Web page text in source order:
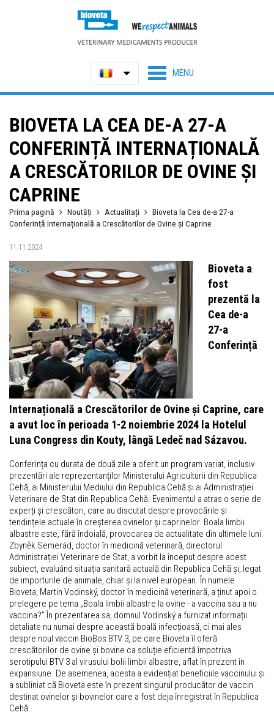
BIOVETA LA CEA DE-A 27-A
CONFERINȚĂ INTERNAȚIONALĂ
A CRESCĂTORILOR DE OVINE ȘI
CAPRINE
Prima pagină Noutăți Actualitați
Bioveta la Cea de-a 27-a
Conferință Internațională a Crescătorilor de Ovine și Caprine
11.11.2024
Bioveta a
fost
prezentă la
Cea de-a
27-a
Conferință
Internațională a Crescătorilor de Ovine și Caprine, care
a avut loc în perioada 1-2 noiembrie 2024 la Hotelul
Luna Congress din Kouty, lângă Ledeč nad Sázavou.
Conferința cu durata de două zile a oferit un program variat, inclusiv
prezentări ale reprezentanților Ministerului Agriculturii din Republica
Cehă, ai Ministerului Mediului din Republica Cehă și ai Administrației
Veterinare de Stat din Republica Cehă. Evenimentul a atras o serie de
experți și crescători, care au discutat despre provocările și
tendințele actuale în creșterea ovinelor și caprinelor. Boala limbii
albastre este, fără îndoială, provocarea de actualitate din ultimele luni.
Zbyněk Semerád, doctor în medicină veterinară, directorul
Administrației Veterinare de Stat, a vorbit la început despre acest
subiect, evaluând situația sanitară actuală din Republica Cehă și, legat
de importurile de animale, chiar și la nivel european. În numele
Bioveta, Martin Vodinský, doctor în medicină veterinară, a ținut apoi o
prelegere pe tema „Boala limbii albastre la ovine - a vaccina sau a nu
vaccina?” În prezentarea sa, domnul Vodinský a furnizat informații
detaliate nu numai despre această boală infecțioasă, ci mai ales
despre noul vaccin BioBos BTV 3, pe care Bioveta îl oferă
crescătorilor de ovine și bovine ca soluție eficientă împotriva
serotipului BTV 3 al virusului bolii limbii albastre, aflat în prezent în
expansiune. De asemenea, acesta a evidențiat beneficiile vaccinului și
a subliniat că Bioveta este în prezent singurul producător de vaccin
destinat ovinelor și bovinelor care a fost deja înregistrat în Republica
Cehă.